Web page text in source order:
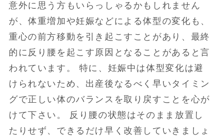
意外に思う方もいらっしゃるかもしれません
が、体重増加や妊娠などによる体型の変化も、
重心の前方移動を引き起こすことがあり、最終
的に反り腰を起こす原因となることがあると言
われています。 特に、妊娠中は体型変化は避
けられないため、出産後なるべく早いタイミン
グで正しい体のバランスを取り戻すことを心が
けて下さい。 反り腰の状態はそのまま放置し
たりせず、できるだけ早く改善していきましょ